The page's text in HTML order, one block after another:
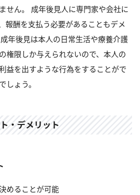
せん。 成年後見人に専門家や会社に
報酬を支払う必要があることもデメ
年後見は本人の日常生活や療養介護
権限しか与えられないので、本人の
益を出すような行為をすることがで
しょう。
・デメリット
めることが可能